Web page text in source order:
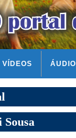
VÍDEOS ÁUDIO